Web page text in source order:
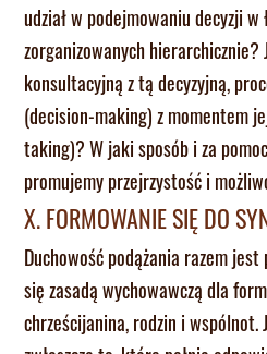
udział w podejmowaniu decyzji
zorganizowanych hierarchicznie?
konsultacyjną z tą decyzyjną,
(decision-making) z momentem
taking)? W jaki sposób i za
promujemy przejrzystość i
X. FORMOWANIE SIĘ DO
Duchowość podążania razem
się zasadą wychowawczą dla
chrześcijanina, rodzin i wspólnot.